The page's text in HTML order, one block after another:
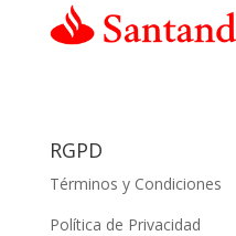
RGPD
Términos y Condiciones
Política de Privacidad